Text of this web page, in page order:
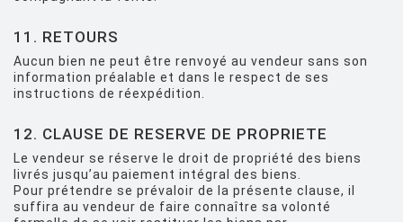
11. RETOURS
Aucun bien ne peut être renvoyé au vendeur sans son
information préalable et dans le respect de ses
instructions de réexpédition.
12. CLAUSE DE RESERVE DE PROPRIETE
Le vendeur se réserve le droit de propriété des biens
livrés jusqu’au paiement intégral des biens.
Pour prétendre se prévaloir de la présente clause, il
suffira au vendeur de faire connaître sa volonté